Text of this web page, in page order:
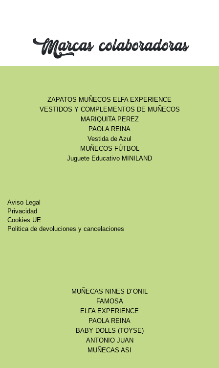
Marcas colaboradoras
ZAPATOS MUÑECOS ELFA EXPERIENCE
VESTIDOS Y COMPLEMENTOS DE MUÑECOS
MARIQUITA PEREZ
PAOLA REINA
Vestida de Azul
MUÑECOS FÚTBOL
Juguete Educativo MINILAND
Aviso Legal
Privacidad
Cookies UE
Politica de devoluciones y cancelaciones
MUÑECAS NINES D´ONIL
FAMOSA
ELFA EXPERIENCE
PAOLA REINA
BABY DOLLS (TOYSE)
ANTONIO JUAN
MUÑECAS ASI